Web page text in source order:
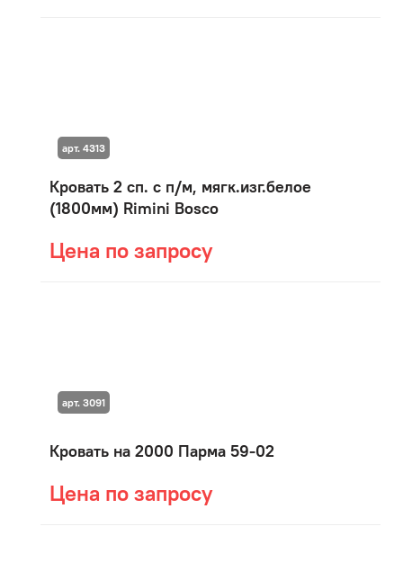
Кровать 2 сп. с п/м, мягк.изг.белое
(1800мм) Rimini Bosco
Цена по запросу
арт. 4313
Кровать на 2000 Парма 59-02
Цена по запросу
арт. 3091